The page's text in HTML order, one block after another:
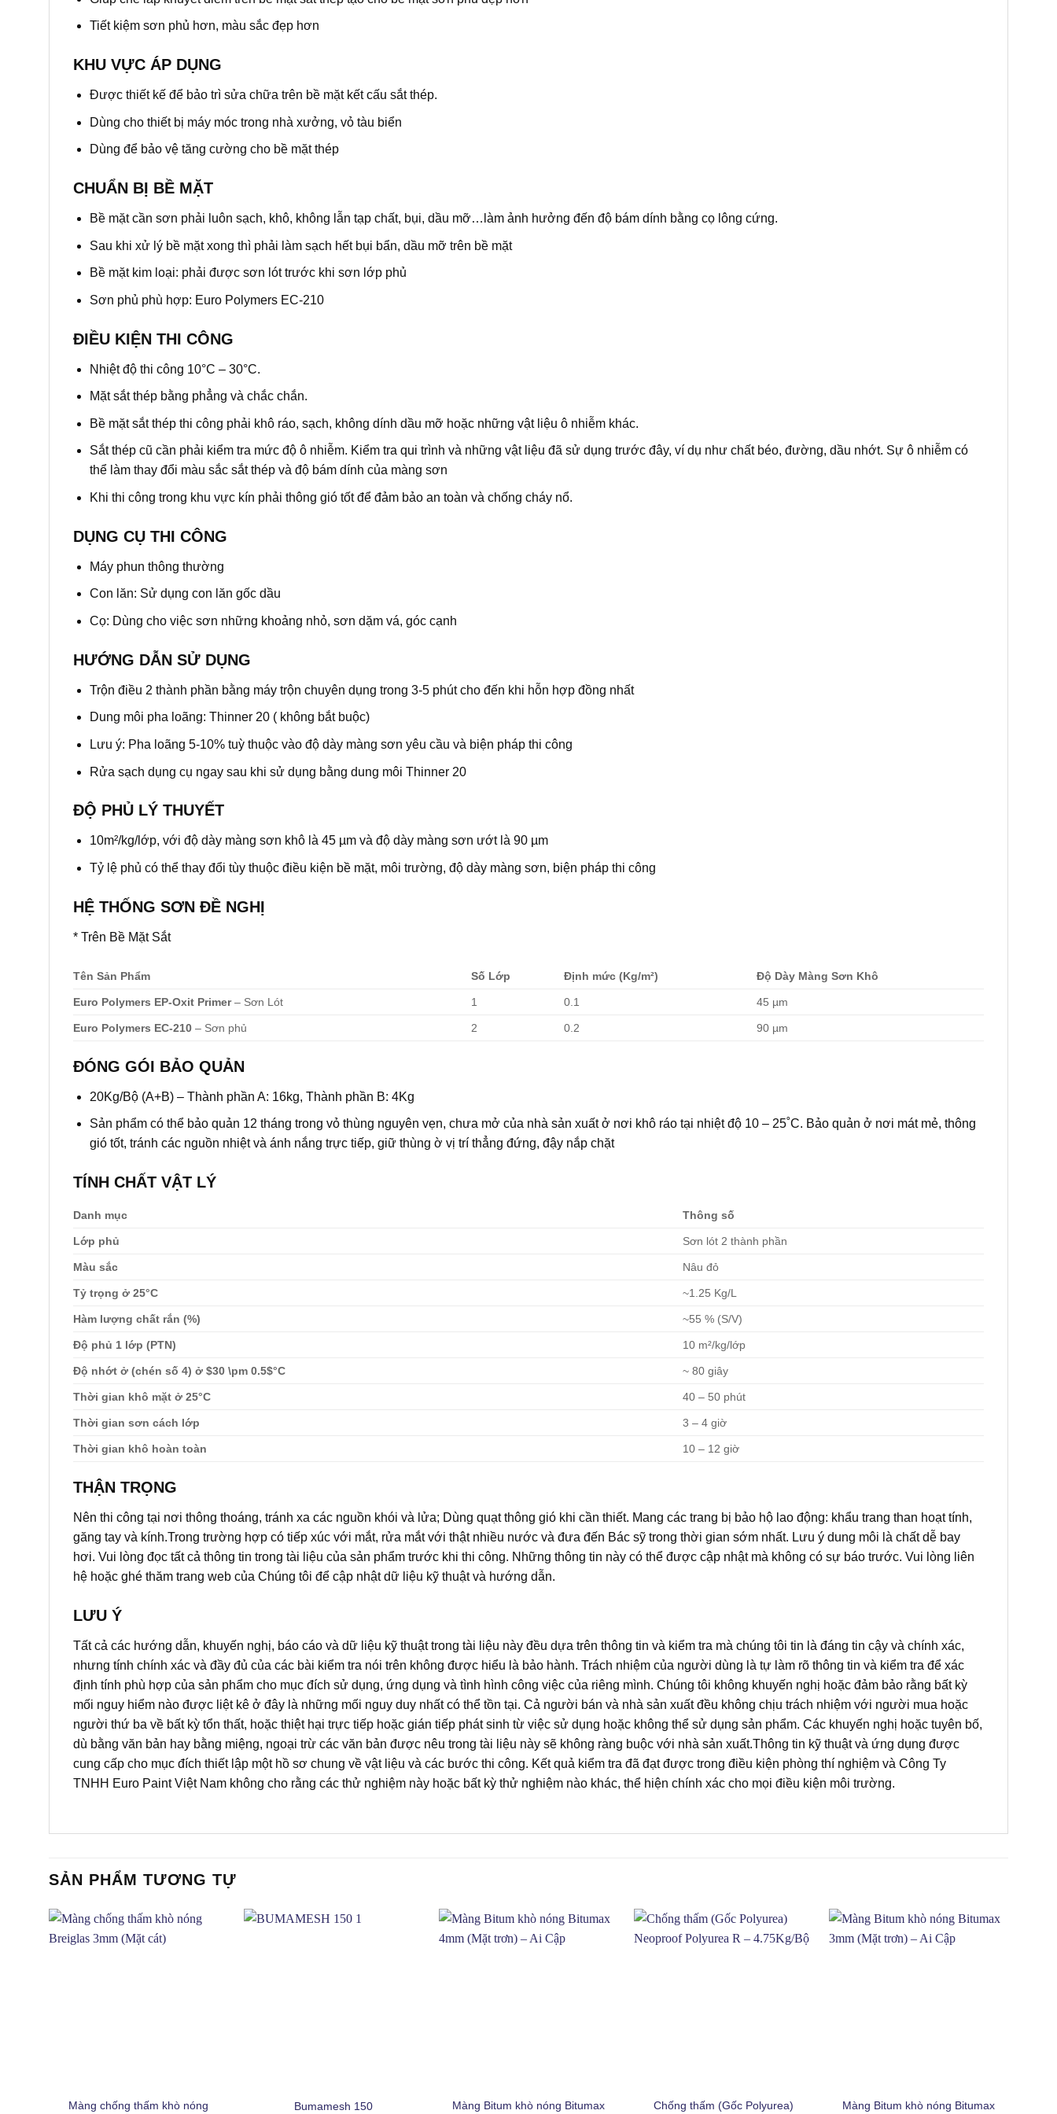
Tiết kiệm sơn phủ hơn, màu sắc đẹp hơn
KHU VỰC ÁP DỤNG
Được thiết kế để bảo trì sửa chữa trên bề mặt kết cấu sắt thép.
Dùng cho thiết bị máy móc trong nhà xưởng, vỏ tàu biển
Dùng để bảo vệ tăng cường cho bề mặt thép
CHUẨN BỊ BỀ MẶT
Bề mặt cần sơn phải luôn sạch, khô, không lẫn tạp chất, bụi, dầu mỡ…làm ảnh hưởng đến độ bám dính bằng cọ lông cứng.
Sau khi xử lý bề mặt xong thì phải làm sạch hết bụi bẩn, dầu mỡ trên bề mặt
Bề mặt kim loại: phải được sơn lót trước khi sơn lớp phủ
Sơn phủ phù hợp: Euro Polymers EC-210
ĐIỀU KIỆN THI CÔNG
Nhiệt độ thi công 10°C – 30°C.
Mặt sắt thép bằng phẳng và chắc chắn.
Bề mặt sắt thép thi công phải khô ráo, sạch, không dính dầu mỡ hoặc những vật liệu ô nhiễm khác.
Sắt thép cũ cần phải kiểm tra mức độ ô nhiễm. Kiểm tra qui trình và những vật liệu đã sử dụng trước đây, ví dụ như chất béo, đường, dầu nhớt. Sự ô nhiễm có
thể làm thay đổi màu sắc sắt thép và độ bám dính của màng sơn
Khi thi công trong khu vực kín phải thông gió tốt để đảm bảo an toàn và chống cháy nổ.
DỤNG CỤ THI CÔNG
Máy phun thông thường
Con lăn: Sử dụng con lăn gốc dầu
Cọ: Dùng cho việc sơn những khoảng nhỏ, sơn dặm vá, góc cạnh
HƯỚNG DẪN SỬ DỤNG
Trộn điều 2 thành phần bằng máy trộn chuyên dụng trong 3-5 phút cho đến khi hỗn hợp đồng nhất
Dung môi pha loãng: Thinner 20 ( không bắt buộc)
Lưu ý: Pha loãng 5-10% tuỳ thuộc vào độ dày màng sơn yêu cầu và biện pháp thi công
Rửa sạch dụng cụ ngay sau khi sử dụng bằng dung môi Thinner 20
ĐỘ PHỦ LÝ THUYẾT
10m²/kg/lớp, với độ dày màng sơn khô là 45 µm và độ dày màng sơn ướt là 90 µm
Tỷ lệ phủ có thể thay đổi tùy thuộc điều kiện bề mặt, môi trường, độ dày màng sơn, biện pháp thi công
HỆ THỐNG SƠN ĐỀ NGHỊ
* Trên Bề Mặt Sắt
Tên Sản Phẩm Số Lớp Định mức (Kg/m²) Độ Dày Màng Sơn Khô
Euro Polymers EP-Oxit Primer– Sơn Lót 1 0.1 45 µm
Euro Polymers EC-210 – Sơn phủ 2 0.2 90 µm
ĐÓNG GÓI BẢO QUẢN
20Kg/Bộ (A+B) – Thành phần A: 16kg, Thành phần B: 4Kg
Sản phẩm có thể bảo quản 12 tháng trong vỏ thùng nguyên vẹn, chưa mở của nhà sản xuất ở nơi khô ráo tại nhiệt độ 10 – 25˚C. Bảo quản ở nơi mát mẻ, thông
gió tốt, tránh các nguồn nhiệt và ánh nắng trực tiếp, giữ thùng ờ vị trí thẳng đứng, đậy nắp chặt
TÍNH CHẤT VẬT LÝ
Danh mục Thông số
Lớp phủ Sơn lót 2 thành phần
Màu sắc Nâu đỏ
Tỷ trọng ở 25°C ~1.25 Kg/L
Hàm lượng chất rắn (%) ~55 % (S/V)
Độ phủ 1 lớp (PTN) 10 m²/kg/lớp
Độ nhớt ở (chén số 4) ở $30 \pm 0.5$°C ~ 80 giây
Thời gian khô mặt ở 25°C 40 – 50 phút
Thời gian sơn cách lớp 3 – 4 giờ
Thời gian khô hoàn toàn 10 – 12 giờ
THẬN TRỌNG
Nên thi công tại nơi thông thoáng, tránh xa các nguồn khói và lửa; Dùng quạt thông gió khi cần thiết. Mang các trang bị bảo hộ lao động: khẩu trang than hoạt tính,
găng tay và kính.Trong trường hợp có tiếp xúc với mắt, rửa mắt với thật nhiều nước và đưa đến Bác sỹ trong thời gian sớm nhất. Lưu ý dung môi là chất dễ bay
hơi. Vui lòng đọc tất cả thông tin trong tài liệu của sản phẩm trước khi thi công. Những thông tin này có thể được cập nhật mà không có sự báo trước. Vui lòng liên
hệ hoặc ghé thăm trang web của Chúng tôi để cập nhật dữ liệu kỹ thuật và hướng dẫn.
LƯU Ý
Tất cả các hướng dẫn, khuyến nghị, báo cáo và dữ liệu kỹ thuật trong tài liệu này đều dựa trên thông tin và kiểm tra mà chúng tôi tin là đáng tin cậy và chính xác,
nhưng tính chính xác và đầy đủ của các bài kiểm tra nói trên không được hiểu là bảo hành. Trách nhiệm của người dùng là tự làm rõ thông tin và kiểm tra để xác
định tính phù hợp của sản phẩm cho mục đích sử dụng, ứng dụng và tình hình công việc của riêng mình. Chúng tôi không khuyến nghị hoặc đảm bảo rằng bất kỳ
mối nguy hiểm nào được liệt kê ở đây là những mối nguy duy nhất có thể tồn tại. Cả người bán và nhà sản xuất đều không chịu trách nhiệm với người mua hoặc
người thứ ba về bất kỳ tổn thất, hoặc thiệt hại trực tiếp hoặc gián tiếp phát sinh từ việc sử dụng hoặc không thể sử dụng sản phẩm. Các khuyến nghị hoặc tuyên bố,
dù bằng văn bản hay bằng miệng, ngoại trừ các văn bản được nêu trong tài liệu này sẽ không ràng buộc với nhà sản xuất.Thông tin kỹ thuật và ứng dụng được
cung cấp cho mục đích thiết lập một hồ sơ chung về vật liệu và các bước thi công. Kết quả kiểm tra đã đạt được trong điều kiện phòng thí nghiệm và Công Ty
TNHH Euro Paint Việt Nam không cho rằng các thử nghiệm này hoặc bất kỳ thử nghiệm nào khác, thể hiện chính xác cho mọi điều kiện môi trường.
SẢN PHẨM TƯƠNG TỰ
Màng chống thấm khò nóng
Bumamesh 150
Màng Bitum khò nóng Bitumax
Chống thấm (Gốc Polyurea)
Màng Bitum khò nóng Bitumax